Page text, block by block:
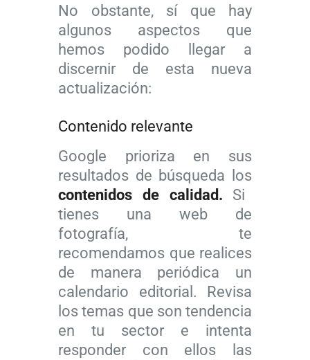
No obstante, sí que hay
algunos aspectos que
hemos podido llegar a
discernir de esta nueva
actualización:
Contenido relevante
Google prioriza en sus
resultados de búsqueda los
contenidos de calidad. Si
tienes una web de
fotografía, te
recomendamos que realices
de manera periódica un
calendario editorial. Revisa
los temas que son tendencia
en tu sector e intenta
responder con ellos las